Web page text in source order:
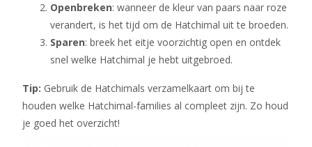
Openbreken: wanneer de kleur van paars naar roze
verandert, is het tijd om de Hatchimal uit te broeden.
Sparen: breek het eitje voorzichtig open en ontdek
snel welke Hatchimal je hebt uitgebroed.
Tip: Gebruik de Hatchimals verzamelkaart om bij te
houden welke Hatchimal-families al compleet zijn. Zo houd
je goed het overzicht!